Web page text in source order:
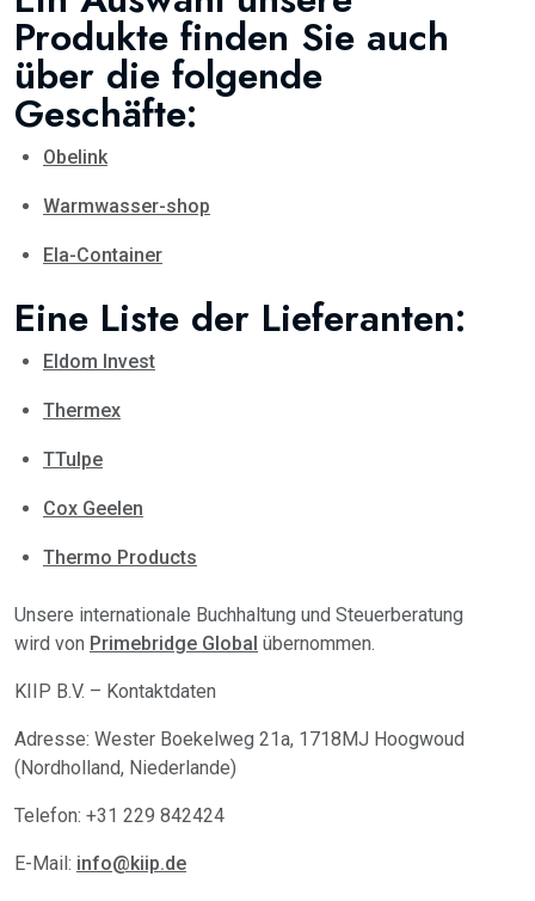
Produkte finden Sie auch
über die folgende
Geschäfte:
Obelink
Warmwasser-shop
Ela-Container
Eine Liste der Lieferanten:
Eldom Invest
Thermex
TTulpe
Cox Geelen
Thermo Products
Unsere internationale Buchhaltung und Steuerberatung
wird von Primebridge Global übernommen.
KIIP B.V. – Kontaktdaten
Adresse: Wester Boekelweg 21a, 1718MJ Hoogwoud
(Nordholland, Niederlande)
Telefon: +31 229 842424
E-Mail: info@kiip.de